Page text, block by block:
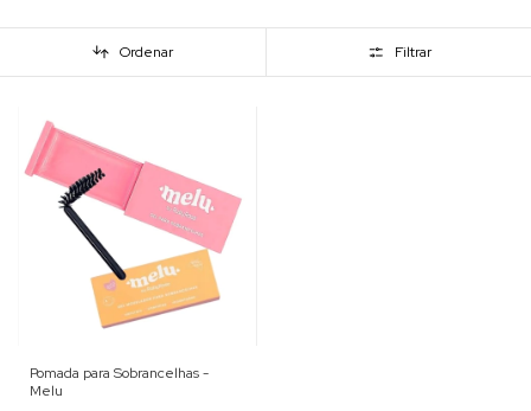
Ordenar Filtrar
Pomada para Sobrancelhas -
Melu